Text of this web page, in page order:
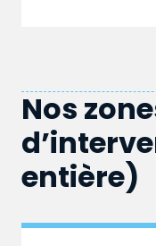
Nos
entière)